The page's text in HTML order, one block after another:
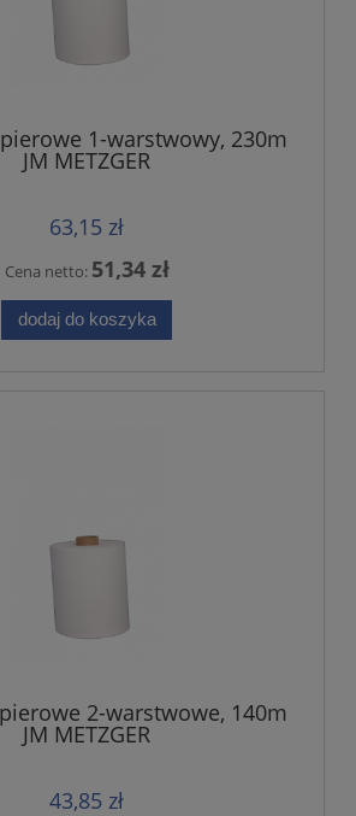
1-warstwowy, 230m
JM METZGER
63,15 zł
Cena netto: 51,34 zł
dodaj do koszyka
2-warstwowe, 140m
JM METZGER
43,85 zł